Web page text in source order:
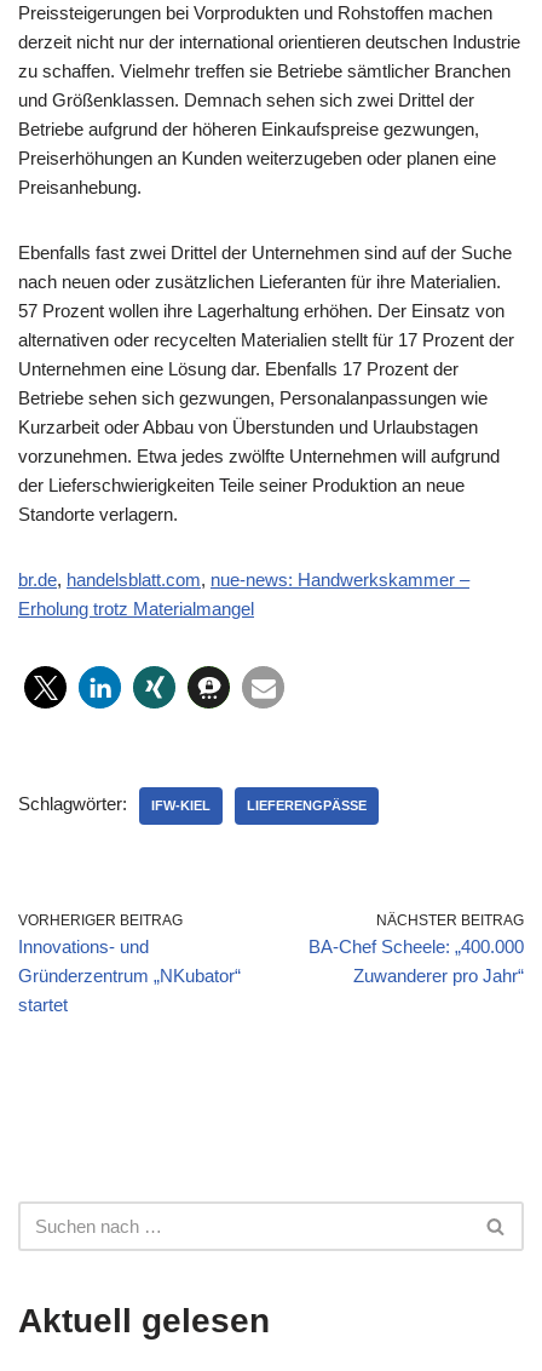
Preissteigerungen bei Vorprodukten und Rohstoffen machen
derzeit nicht nur der international orientieren deutschen Industrie
zu schaffen. Vielmehr treffen sie Betriebe sämtlicher Branchen
und Größenklassen. Demnach sehen sich zwei Drittel der
Betriebe aufgrund der höheren Einkaufspreise gezwungen,
Preiserhöhungen an Kunden weiterzugeben oder planen eine
Preisanhebung.
Ebenfalls fast zwei Drittel der Unternehmen sind auf der Suche
nach neuen oder zusätzlichen Lieferanten für ihre Materialien.
57 Prozent wollen ihre Lagerhaltung erhöhen. Der Einsatz von
alternativen oder recycelten Materialien stellt für 17 Prozent der
Unternehmen eine Lösung dar. Ebenfalls 17 Prozent der
Betriebe sehen sich gezwungen, Personalanpassungen wie
Kurzarbeit oder Abbau von Überstunden und Urlaubstagen
vorzunehmen. Etwa jedes zwölfte Unternehmen will aufgrund
der Lieferschwierigkeiten Teile seiner Produktion an neue
Standorte verlagern.
br.de, handelsblatt.com, nue-news: Handwerkskammer –
Erholung trotz Materialmangel
Schlagwörter: IFW-KIEL LIEFERENGPÄSSE
VORHERIGER BEITRAG
Innovations- und
Gründerzentrum „NKubator“
startet
NÄCHSTER BEITRAG
BA-Chef Scheele: „400.000
Zuwanderer pro Jahr“
Aktuell gelesen